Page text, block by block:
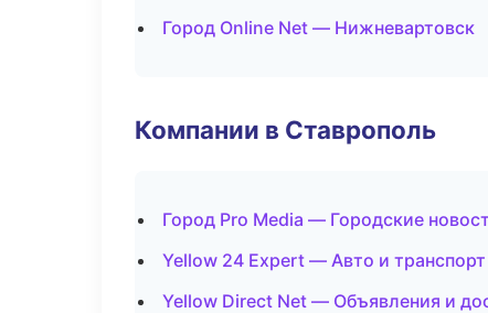
Город Online Net — Нижневартовск
Компании в Ставрополь
Город Pro Media — Городские
Yellow 24 Expert — Авто и транспорт
Yellow Direct Net — Объявления и